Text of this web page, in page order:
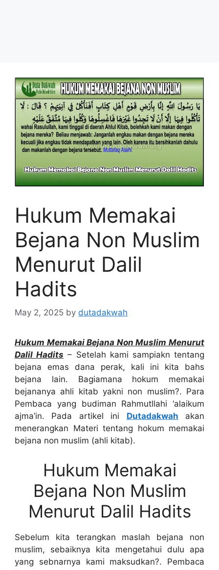
Hukum Memakai
Bejana Non Muslim
Menurut Dalil
Hadits
May 2, 2025 by dutadakwah
Hukum Memakai Bejana Non Muslim Menurut
Dalil Hadits – Setelah kami sampiakn tentang
bejana emas dana perak, kali ini kita bahs
bejana lain. Bagiamana hokum memakai
bejananya ahli kitab yakni non muslim?. Para
Pembaca yang budiman Rahmutllahi ‘alaikum
ajma’in. Pada artikel ini Dutadakwah akan
menerangkan Materi tentang hokum memakai
bejana non muslim (ahli kitab).
Hukum Memakai
Bejana Non Muslim
Menurut Dalil Hadits
Sebelum kita terangkan maslah bejana non
muslim, sebaiknya kita mengetahui dulu apa
yang sebnarnya kami maksudkan?. Pembaca